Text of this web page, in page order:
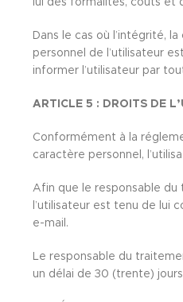
lui des formalités, coûts et
Dans le cas où l’intégrité,
personnel de l’utilisateur
informer l’utilisateur par
ARTICLE 5 : DROITS DE
Conformément à la
caractère personnel,
Afin que le responsable
l’utilisateur est tenu de lui
e-mail.
Le responsable du
un délai de 30 (trente)